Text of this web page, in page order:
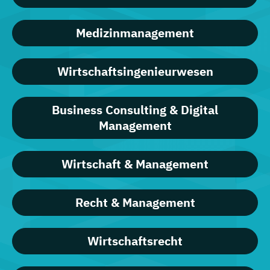
Medizinmanagement
Wirtschaftsingenieurwesen
Business Consulting & Digital
Management
Wirtschaft & Management
Recht & Management
Wirtschaftsrecht